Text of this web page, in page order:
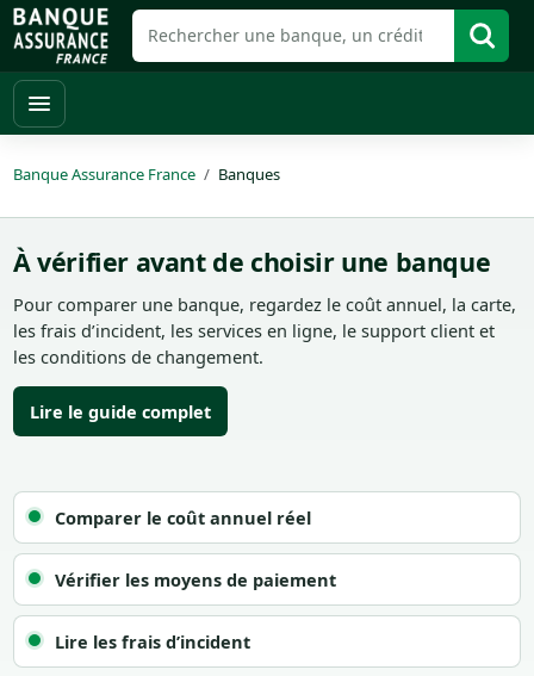
Banque Assurance France Banques
À vérifier avant de choisir une banque
Pour comparer une banque, regardez le coût annuel, la carte,
les frais d’incident, les services en ligne, le support client et
les conditions de changement.
Lire le guide complet
Comparer le coût annuel réel
Vérifier les moyens de paiement
Lire les frais d’incident